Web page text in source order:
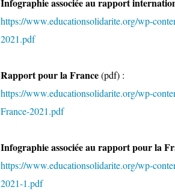
https://www.educationsolidarite.org/wp-
2021.pdf
Rapport pour la France(pdf) :
https://www.educationsolidarite.org/wp-
France-2021.pdf
Infographie associée au rapport pour la
https://www.educationsolidarite.org/wp-
2021-1.pdf